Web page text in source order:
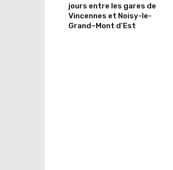
jours entre les gares de
Vincennes et Noisy-le-
Grand–Mont d’Est